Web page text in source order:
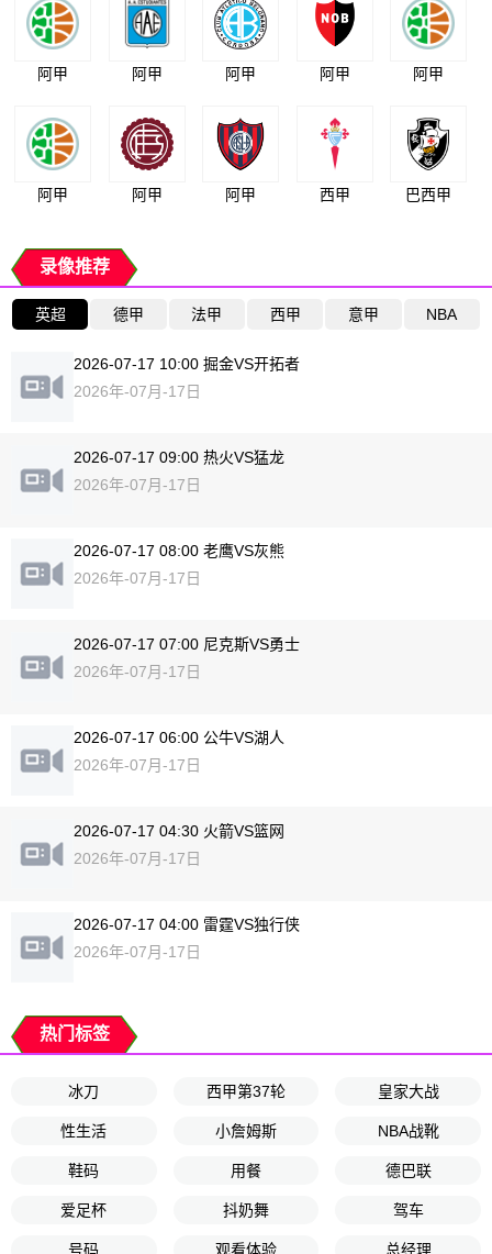
阿甲 阿甲 阿甲 阿甲 阿甲
阿甲 阿甲 阿甲 西甲 巴西甲
录像推荐
英超 德甲 法甲 西甲 意甲 NBA
2026-07-17 10:00 掘金VS开拓者
2026年-07月-17日
2026-07-17 09:00 热火VS猛龙
2026年-07月-17日
2026-07-17 08:00 老鹰VS灰熊
2026年-07月-17日
2026-07-17 07:00 尼克斯VS勇士
2026年-07月-17日
2026-07-17 06:00 公牛VS湖人
2026年-07月-17日
2026-07-17 04:30 火箭VS篮网
2026年-07月-17日
2026-07-17 04:00 雷霆VS独行侠
2026年-07月-17日
热门标签
冰刀 西甲第37轮 皇家大战
性生活 小詹姆斯 NBA战靴
鞋码 用餐 德巴联
爱足杯 抖奶舞 驾车
号码 观看体验 总经理